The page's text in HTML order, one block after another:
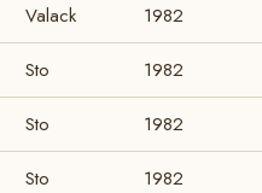
Valack 1982
Sto 1982
Sto 1982
Sto 1982